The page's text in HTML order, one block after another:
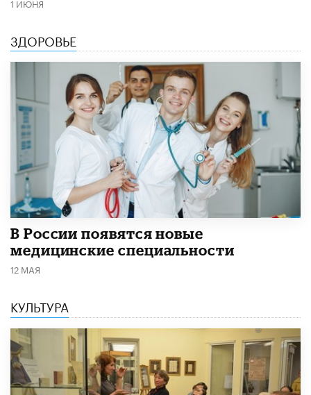
ЗДОРОВЬЕ
В России появятся новые
медицинские специальности
12 МАЯ
КУЛЬТУРА